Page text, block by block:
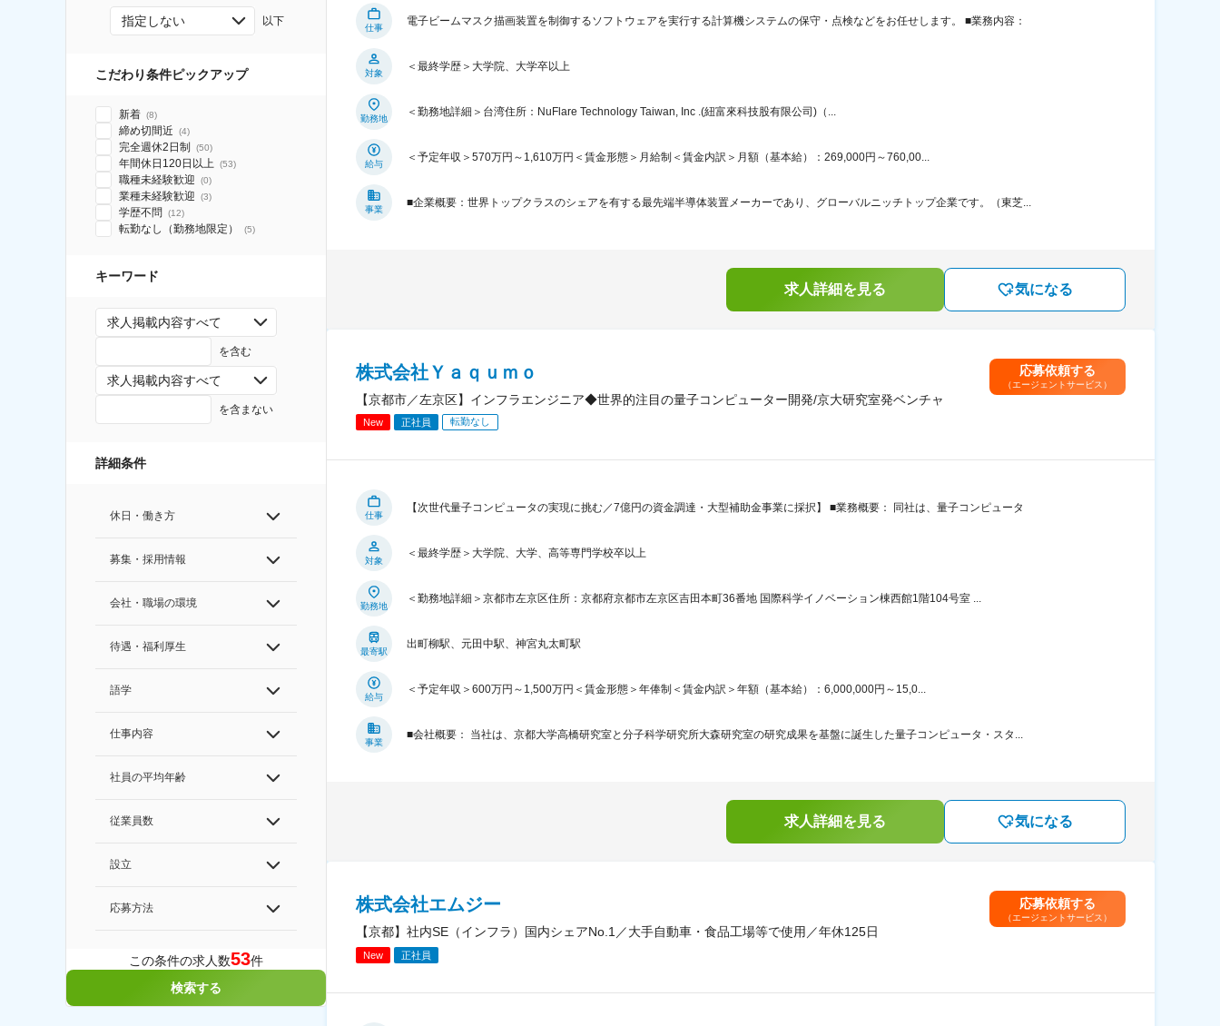
指定しない 以下
こだわり条件ピックアップ
新着 (8)
締め切間近 (4)
完全週休2日制 (50)
年間休日120日以上 (53)
職種未経験歓迎 (0)
業種未経験歓迎 (3)
学歴不問 (12)
転勤なし（勤務地限定） (5)
キーワード
求人掲載内容すべて
を含む
求人掲載内容すべて
を含まない
詳細条件
休日・働き方
募集・採用情報
会社・職場の環境
待遇・福利厚生
語学
仕事内容
社員の平均年齢
従業員数
設立
応募方法
この条件の求人数53件
検索する
仕事
電子ビームマスク描画装置を制御するソフトウェアを実行する計算機システムの保守・点検などをお任せします。 ■業務内容：
対象
＜最終学歴＞大学院、大学卒以上
勤務地
＜勤務地詳細＞台湾住所：NuFlare Technology Taiwan, Inc .(紐富來科技股有限公司)（...
給与
＜予定年収＞570万円～1,610万円＜賃金形態＞月給制＜賃金内訳＞月額（基本給）：269,000円～760,00...
事業
■企業概要：世界トップクラスのシェアを有する最先端半導体装置メーカーであり、グローバルニッチトップ企業です。（東芝...
求人詳細を見る 気になる
株式会社Ｙａｑｕｍｏ
【京都市／左京区】インフラエンジニア◆世界的注目の量子コンピューター開発/京大研究室発ベンチャ
New 正社員 転勤なし
応募依頼する
（エージェントサービス）
仕事
【次世代量子コンピュータの実現に挑む／7億円の資金調達・大型補助金事業に採択】 ■業務概要： 同社は、量子コンピュータ
対象
＜最終学歴＞大学院、大学、高等専門学校卒以上
勤務地
＜勤務地詳細＞京都市左京区住所：京都府京都市左京区吉田本町36番地 国際科学イノベーション棟西館1階104号室 ...
最寄駅
出町柳駅、元田中駅、神宮丸太町駅
給与
＜予定年収＞600万円～1,500万円＜賃金形態＞年俸制＜賃金内訳＞年額（基本給）：6,000,000円～15,0...
事業
■会社概要： 当社は、京都大学高橋研究室と分子科学研究所大森研究室の研究成果を基盤に誕生した量子コンピュータ・スタ...
求人詳細を見る 気になる
株式会社エムジー
【京都】社内SE（インフラ）国内シェアNo.1／大手自動車・食品工場等で使用／年休125日
New 正社員
応募依頼する
（エージェントサービス）